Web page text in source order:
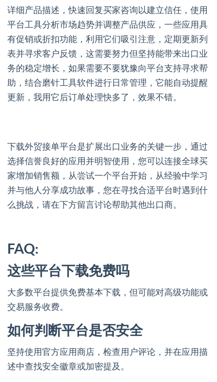
详细产品描述，快速回复买家咨询以建立信任，使用
平台工具分析市场趋势并调整产品供应，一些应用具
有促销或折扣功能，利用它们吸引注意，定期更新列
表并寻求客户反馈，这需要努力但坚持能带来出口业
务的稳定增长，如果需要不要犹豫向平台支持寻求帮
助，结合磨针工具软件进行日常管理，它能自动提醒
更新，我用它后订单处理快多了，效果不错。
下载外贸接单平台是扩展出口业务的关键一步，通过
选择信誉良好的应用并明智使用，您可以连接全球买
家增加销售额，从尝试一个平台开始，从经验中学习
并与他人分享成功故事，您在寻找合适平台时遇到什
么挑战，请在下方留言讨论帮助其他出口商。
FAQ:
这些平台下载免费吗
大多数平台提供免费基本下载，但可能对高级功能或
交易服务收费。
如何判断平台是否安全
坚持使用官方应用商店，检查用户评论，并在应用描
述中查找安全徽章或加密提及。